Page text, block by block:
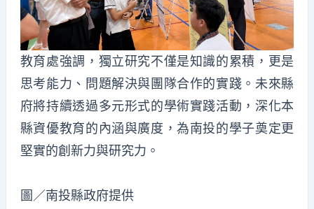
教育處強調，獨立研究不僅是知識的累積，更是
思考能力、問題解決與團隊合作的實踐。未來縣
府將持續透過多元形式的學術實踐活動，深化本
縣資優教育的內涵與廣度，為南投的學子奠定更
堅實的創新力與研究力。
圖／南投縣政府提供